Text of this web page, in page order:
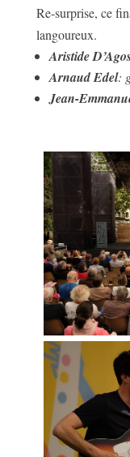
Re-surprise, ce
langoureux.
Aristide
Arnaud Edel:
Jean-